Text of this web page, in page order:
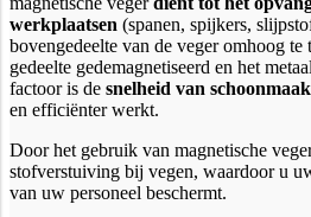
werkplaatsen (spanen, spijkers,
bovengedeelte van de veger omhoog
gedeelte gedemagnetiseerd en het
factoor is de snelheid van schoonmaak
en efficiënter werkt.
Door het gebruik van magnetische
stofverstuiving bij vegen, waardoor u
van uw personeel beschermt.